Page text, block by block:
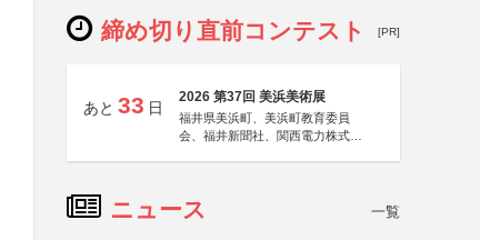
締め切り直前コンテスト [PR]
あと 33 日
2026 第37回 美浜美術展
福井県美浜町、美浜町教育委員
会、福井新聞社、関西電力株式会
ニュース 一覧